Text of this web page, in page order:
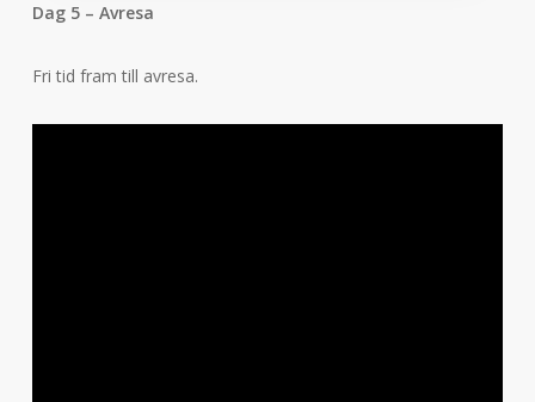
Dag 5 – Avresa
Fri tid fram till avresa.